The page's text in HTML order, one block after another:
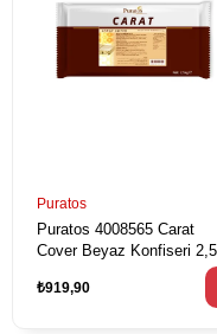
Puratos
Puratos 4008565 Carat
Cover Beyaz Konfiseri 2,5
₺919,90